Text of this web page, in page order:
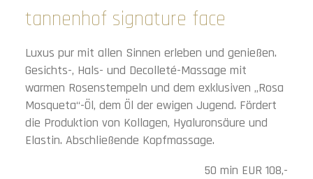
tannenhof signature face
Luxus pur mit allen Sinnen erleben und genießen.
Gesichts-, Hals- und Decolleté-Massage mit
warmen Rosenstempeln und dem exklusiven „Rosa
Mosqueta“-Öl, dem Öl der ewigen Jugend. Fördert
die Produktion von Kollagen, Hyaluronsäure und
Elastin. Abschließende Kopfmassage.
50 min EUR 108,-